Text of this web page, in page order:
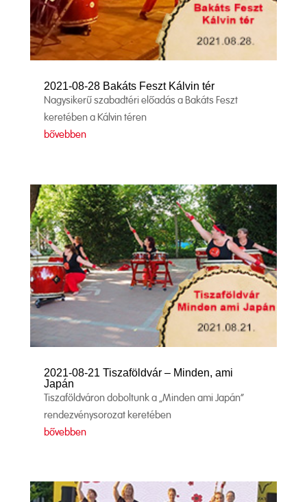
2021-08-28 Bakáts Feszt Kálvin tér
Nagysikerű szabadtéri előadás a Bakáts Feszt
keretében a Kálvin téren
bővebben
2021-08-21 Tiszaföldvár – Minden, ami
Japán
Tiszaföldváron doboltunk a „Minden ami Japán”
rendezvénysorozat keretében
bővebben